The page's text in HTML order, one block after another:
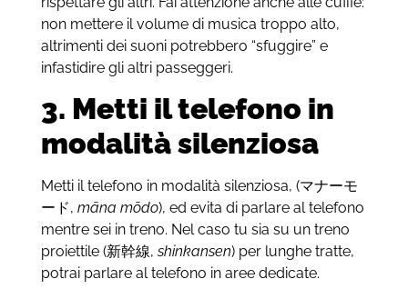
non mettere il volume di musica troppo alto,
altrimenti dei suoni potrebbero “sfuggire” e
infastidire gli altri passeggeri.
3. Metti il telefono in
modalità silenziosa
Metti il telefono in modalità silenziosa, (マナーモ
ード, māna mōdo), ed evita di parlare al telefono
mentre sei in treno. Nel caso tu sia su un treno
proiettile (新幹線,shinkansen) per lunghe tratte,
potrai parlare al telefono in aree dedicate.